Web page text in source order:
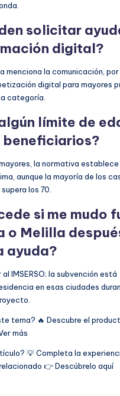
solicitar
digital?
menciona la comunicación, por
digital para mayores
categoría.
límite de
beneficiarios?
la normativa
aunque la mayoría de los
los 70.
si me mudo
o Melilla
ayuda?
IMSERSO; la subvención está
en esas ciudades
tema? 🔥 Descubre el
más
💡 Completa la
👉Descúbrelo aquí